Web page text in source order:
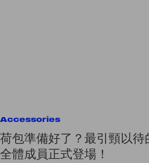
Accessories
荷包準備好了？最引頸以待
全體成員正式登場！